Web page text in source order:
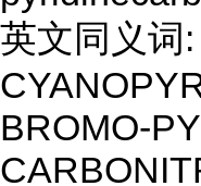
英文同义词
BROMO-